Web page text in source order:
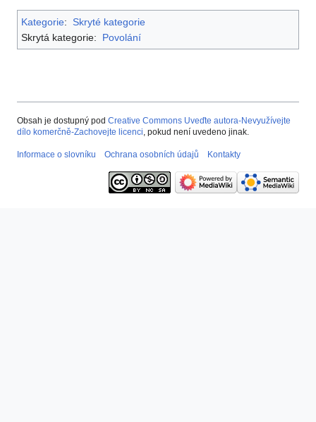
Kategorie: Skryté kategorie
Skrytá kategorie:
Povolání
Obsah je dostupný pod Creative Commons Uveďte autora-Nevyužívejte
dílo komerčně-Zachovejte licenci, pokud není uvedeno jinak.
Informace o slovníku Ochrana osobních údajů Kontakty